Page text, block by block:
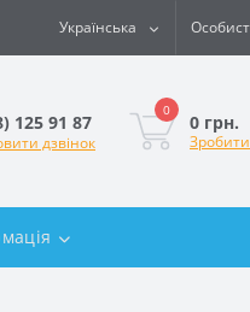
Українська
125 91 87
дзвінок
0
0 грн.